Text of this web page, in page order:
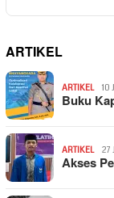
ARTIKEL
ARTIKEL 10
Buku
ARTIKEL 27
Akses